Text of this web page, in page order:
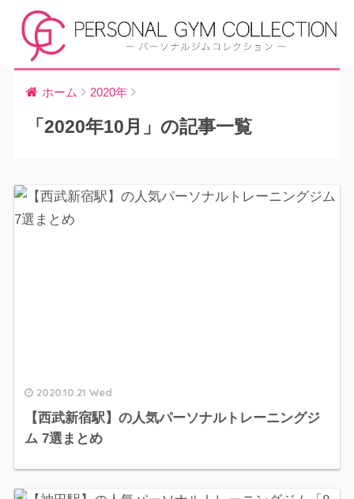
ホーム 2020年
「2020年10月」の記事一覧
2020.10.21 Wed
【西武新宿駅】の人気パーソナルトレーニングジ
ム 7選まとめ